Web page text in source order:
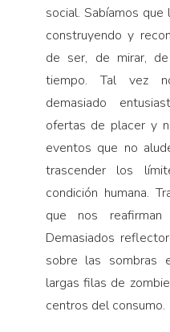
social. Sabíamos
construyendo y
de ser, de mirar,
tiempo. Tal vez
demasiado
ofertas de placer y
eventos que no
trascender los
condición humana.
que nos
Demasiados
sobre las sombras
largas filas de
centros del consumo.